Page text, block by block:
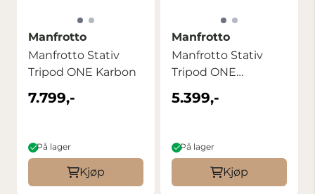
Manfrotto
Manfrotto Stativ
Tripod ONE Karbon
7.799,-
På lager
Kjøp
Manfrotto
Manfrotto Stativ
Tripod ONE
Aluminium
5.399,-
På lager
Kjøp